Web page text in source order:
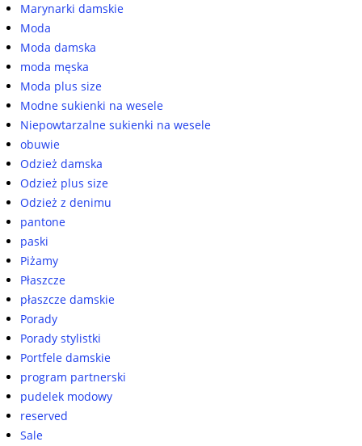
Marynarki damskie
Moda
Moda damska
moda męska
Moda plus size
Modne sukienki na wesele
Niepowtarzalne sukienki na wesele
obuwie
Odzież damska
Odzież plus size
Odzież z denimu
pantone
paski
Piżamy
Płaszcze
płaszcze damskie
Porady
Porady stylistki
Portfele damskie
program partnerski
pudelek modowy
reserved
Sale